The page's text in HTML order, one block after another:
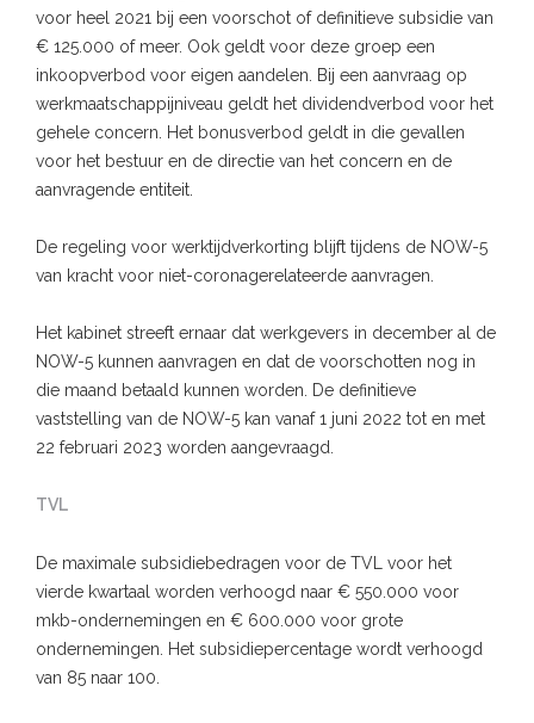
voor heel 2021 bij een voorschot of definitieve subsidie van
€ 125.000 of meer. Ook geldt voor deze groep een
inkoopverbod voor eigen aandelen. Bij een aanvraag op
werkmaatschappijniveau geldt het dividendverbod voor het
gehele concern. Het bonusverbod geldt in die gevallen
voor het bestuur en de directie van het concern en de
aanvragende entiteit.
De regeling voor werktijdverkorting blijft tijdens de NOW-5
van kracht voor niet-coronagerelateerde aanvragen.
Het kabinet streeft ernaar dat werkgevers in december al de
NOW-5 kunnen aanvragen en dat de voorschotten nog in
die maand betaald kunnen worden. De definitieve
vaststelling van de NOW-5 kan vanaf 1 juni 2022 tot en met
22 februari 2023 worden aangevraagd.
TVL
De maximale subsidiebedragen voor de TVL voor het
vierde kwartaal worden verhoogd naar € 550.000 voor
mkb-ondernemingen en € 600.000 voor grote
ondernemingen. Het subsidiepercentage wordt verhoogd
van 85 naar 100.